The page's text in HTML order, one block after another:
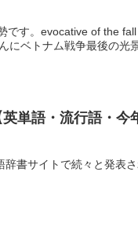
です。evocative of the
にベトナム戦争最後の光
単語・流行語・今
書サイトで続々と発表